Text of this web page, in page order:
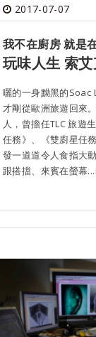
2017-07-07
我不在廚房 就是
玩味人生 索
曬的一身黝黑的Soac
才剛從歐洲旅遊回來
人，曾擔任TLC 旅遊
任務》、《雙廚星任
發一道道令人食指大
跟搭擋、來賓在螢幕